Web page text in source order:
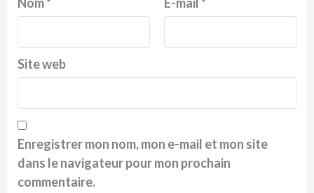
Site web
Enregistrer mon nom, mon e-mail et mon site
dans le navigateur pour mon prochain
commentaire.